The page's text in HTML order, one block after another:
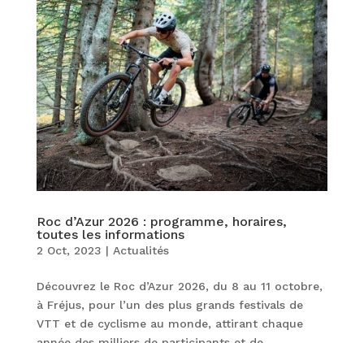
Roc d’Azur 2026 : programme, horaires,
toutes les informations
2 Oct, 2023 | Actualités
Découvrez le Roc d’Azur 2026, du 8 au 11 octobre,
à Fréjus, pour l’un des plus grands festivals de
VTT et de cyclisme au monde, attirant chaque